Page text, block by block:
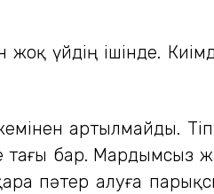
үйдің ішінде.
артылмайды.
тағы бар. Мардымсыз
пәтер алуға